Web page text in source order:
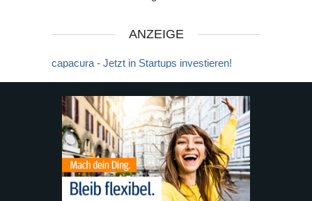
ANZEIGE
capacura - Jetzt in Startups investieren!